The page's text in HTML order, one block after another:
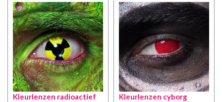
Kleurlenzen radioactief
Kleurlenzen cyborg